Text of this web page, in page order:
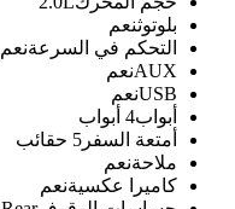
بلوتوثنعم
التحكم في السرعةنعم
AUXنعم
USBنعم
أبواب4 أبواب
أمتعة السفر 5 حقائب
ملاحةنعم
كاميرا عكسيةنعم